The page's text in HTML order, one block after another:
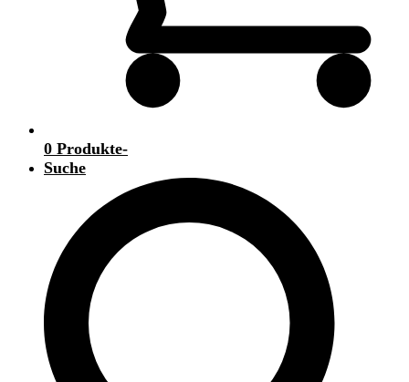
0 Produkte-
Suche